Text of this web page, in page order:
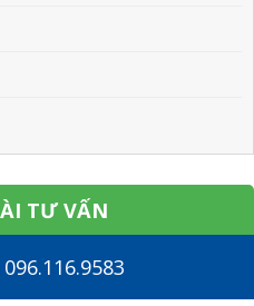
TƯ VẤN